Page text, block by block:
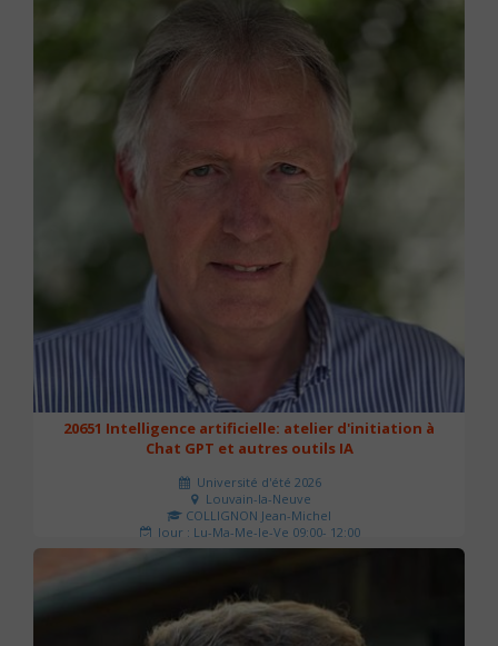
20651 Intelligence artificielle: atelier d'initiation à
Chat GPT et autres outils IA
Université d'été 2026
Louvain-la-Neuve
COLLIGNON Jean-Michel
Jour : Lu-Ma-Me-Je-Ve 09:00- 12:00
Nombre de séances : 2